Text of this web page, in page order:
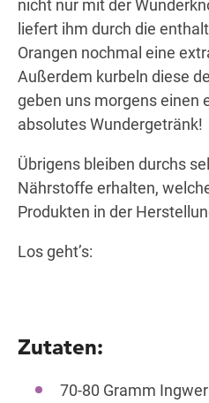
nicht nur mit der
liefert ihm durch die
Orangen nochmal eine
Außerdem kurbeln diese
geben uns morgens einen
absolutes Wundergetränk!
Übrigens bleiben durchs
Nährstoffe erhalten,
Produkten in der
Los geht’s:
Zutaten:
70-80 Gramm Ingwer